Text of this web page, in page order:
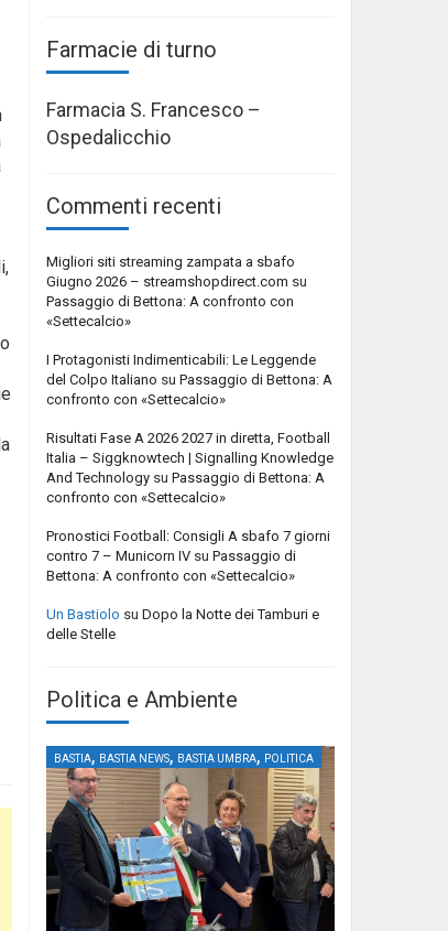
Farmacie di turno
Farmacia S. Francesco –
Ospedalicchio
Commenti recenti
Migliori siti streaming zampata a sbafo
Giugno 2026 – streamshopdirect.com su
Passaggio di Bettona: A confronto con
«Settecalcio»
I Protagonisti Indimenticabili: Le Leggende
del Colpo Italiano su Passaggio di Bettona: A
confronto con «Settecalcio»
Risultati Fase A 2026 2027 in diretta, Football
Italia – Siggknowtech | Signalling Knowledge
And Technology su Passaggio di Bettona: A
confronto con «Settecalcio»
Pronostici Football: Consigli A sbafo 7 giorni
contro 7 – Municorn IV su Passaggio di
Bettona: A confronto con «Settecalcio»
Un Bastiolo su Dopo la Notte dei Tamburi e
delle Stelle
Politica e Ambiente
BASTIA, BASTIA NEWS, BASTIA UMBRA, POLITICA